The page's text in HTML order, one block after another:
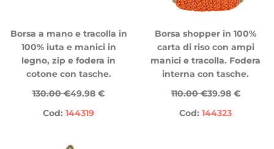
Borsa a mano e tracolla in
100% iuta e manici in
legno, zip e fodera in
cotone con tasche.
130.00 €49.98 €
Cod: 144319
Borsa shopper in 100%
carta di riso con ampi
manici e tracolla. Fodera
interna con tasche.
110.00 €39.98 €
Cod: 144323